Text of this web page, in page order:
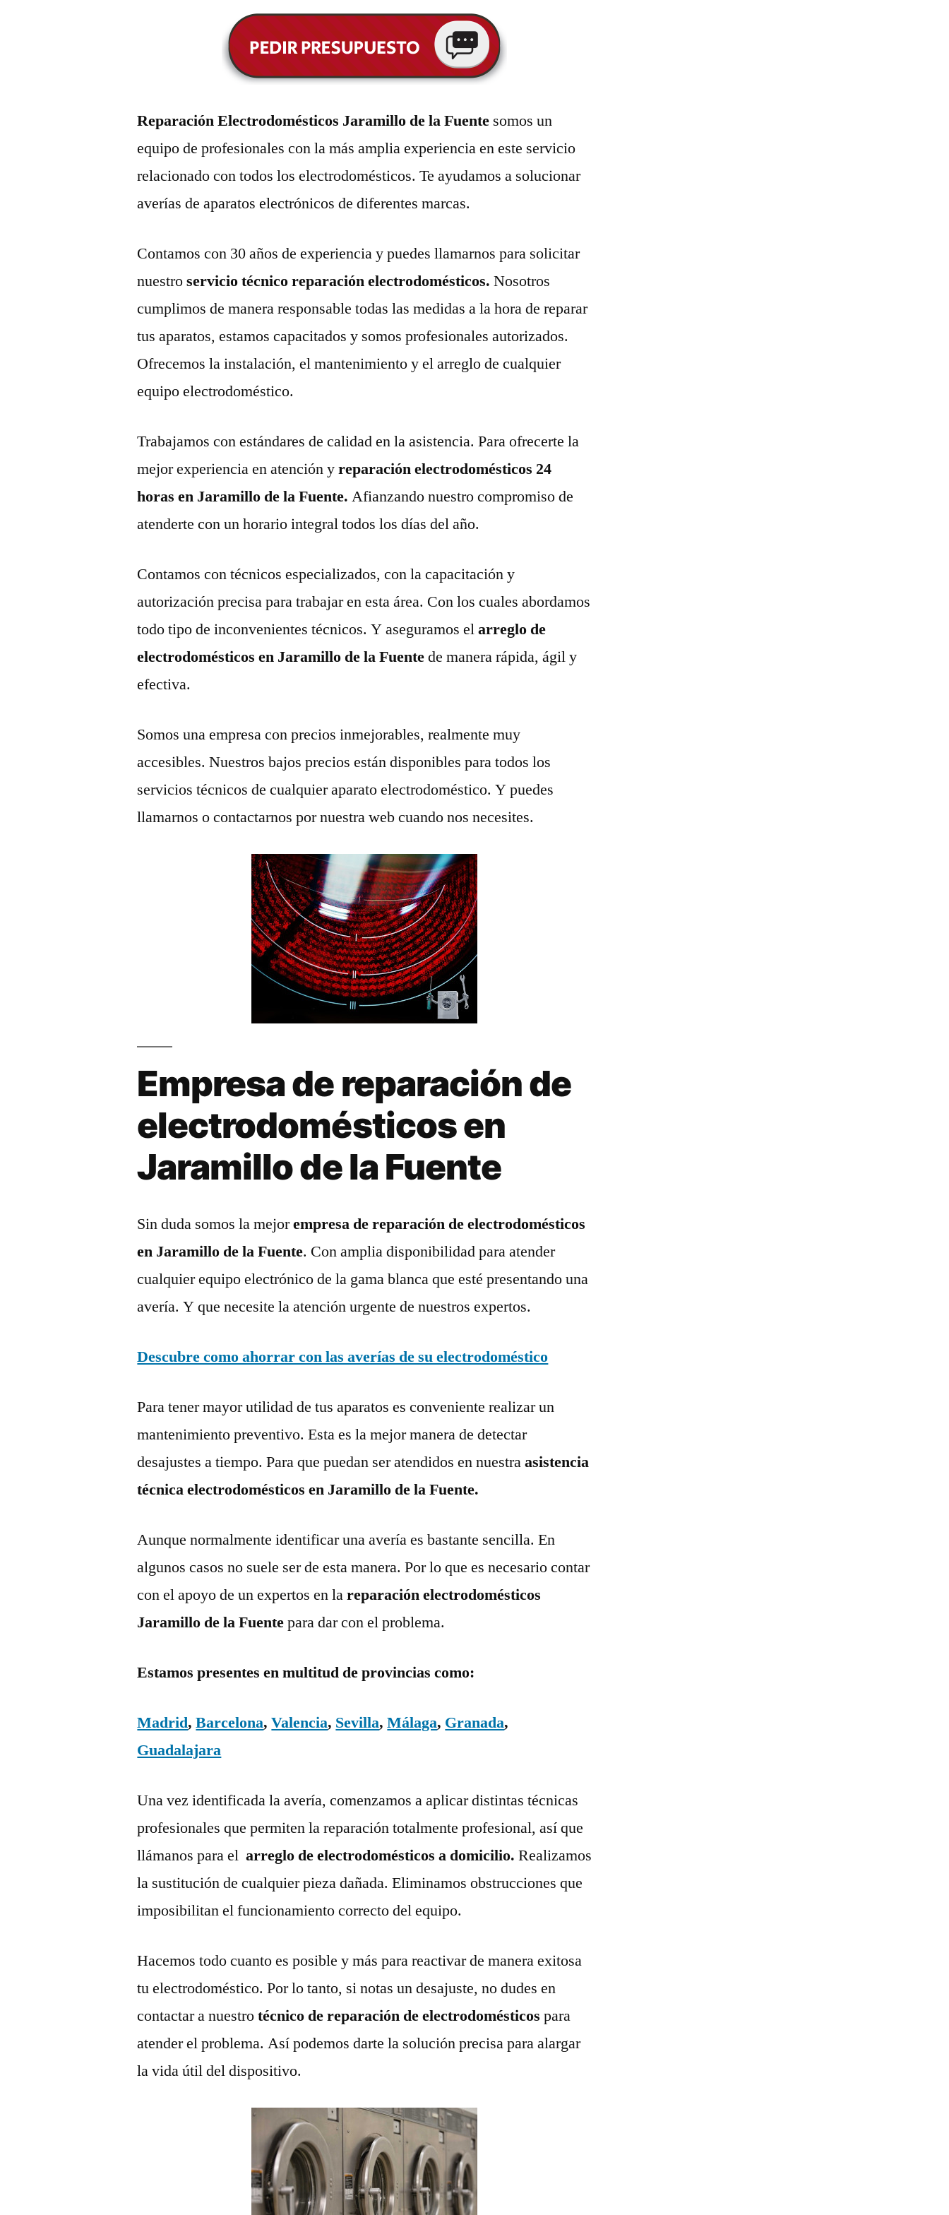
Reparación Electrodomésticos Jaramillo de la Fuente somos un
equipo de profesionales con la más amplia experiencia en este servicio
relacionado con todos los electrodomésticos. Te ayudamos a solucionar
averías de aparatos electrónicos de diferentes marcas.
Contamos con 30 años de experiencia y puedes llamarnos para solicitar
nuestroservicio técnico reparación electrodomésticos.Nosotros
cumplimos de manera responsable todas las medidas a la hora de reparar
tus aparatos, estamos capacitados y somos profesionales autorizados.
Ofrecemos la instalación, el mantenimiento y el arreglo de cualquier
equipo electrodoméstico.
Trabajamos con estándares de calidad en la asistencia. Para ofrecerte la
mejor experiencia en atención yreparación electrodomésticos 24
horas en Jaramillo de la Fuente.Afianzando nuestro compromiso de
atenderte con un horario integral todos los días del año.
Contamos con técnicos especializados, con la capacitación y
autorización precisa para trabajar en esta área. Con los cuales abordamos
todo tipo de inconvenientes técnicos. Y aseguramos elarreglo de
electrodomésticos en Jaramillo de la Fuentede manera rápida, ágil y
efectiva.
Somos una empresa con precios inmejorables, realmente muy
accesibles. Nuestros bajos precios están disponibles para todos los
servicios técnicos de cualquier aparato electrodoméstico. Y puedes
llamarnos o contactarnos por nuestra web cuando nos necesites.
Empresa de reparación de
electrodomésticos en
Jaramillo de la Fuente
Sin duda somos la mejorempresa de reparación de electrodomésticos
en Jaramillo de la Fuente. Con amplia disponibilidad para atender
cualquier equipo electrónico de la gama blanca que esté presentando una
avería. Y que necesite la atención urgente de nuestros expertos.
Descubre como ahorrar con las averías de su electrodoméstico
Para tener mayor utilidad de tus aparatos es conveniente realizar un
mantenimiento preventivo. Esta es la mejor manera de detectar
desajustes a tiempo. Para que puedan ser atendidos en nuestraasistencia
técnica electrodomésticos en Jaramillo de la Fuente.
Aunque normalmente identificar una avería es bastante sencilla. En
algunos casos no suele ser de esta manera. Por lo que es necesario contar
con el apoyo de un expertos en lareparación electrodomésticos
Jaramillo de la Fuentepara dar con el problema.
Estamos presentes en multitud de provincias como:
Madrid,Barcelona,Valencia, Sevilla,Málaga, Granada,
Guadalajara
Una vez identificada la avería, comenzamos a aplicar distintas técnicas
profesionales que permiten la reparación totalmente profesional, así que
llámanos para el arreglo de electrodomésticos a domicilio.Realizamos
la sustitución de cualquier pieza dañada. Eliminamos obstrucciones que
imposibilitan el funcionamiento correcto del equipo.
Hacemos todo cuanto es posible y más para reactivar de manera exitosa
tu electrodoméstico. Por lo tanto, si notas un desajuste, no dudes en
contactar a nuestrotécnico de reparación de electrodomésticospara
atender el problema. Así podemos darte la solución precisa para alargar
la vida útil del dispositivo.